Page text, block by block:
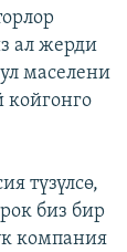
ал жерди
маселени
койгонго
түзүлсө,
биз бир
компания